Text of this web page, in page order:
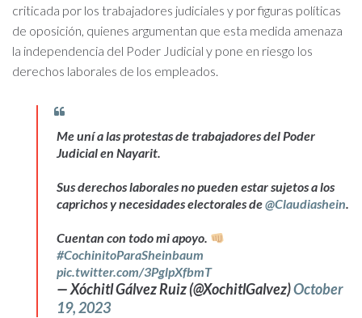
criticada por los trabajadores judiciales y por figuras políticas
de oposición, quienes argumentan que esta medida amenaza
la independencia del Poder Judicial y pone en riesgo los
derechos laborales de los empleados.
Me uní a las protestas de trabajadores del Poder
Judicial en Nayarit.
Sus derechos laborales no pueden estar sujetos a los
caprichos y necesidades electorales de@Claudiashein.
Cuentan con todo mi apoyo.
#CochinitoParaSheinbaum
pic.twitter.com/3PglpXfbmT
— Xóchitl Gálvez Ruiz (@XochitlGalvez)October
19, 2023